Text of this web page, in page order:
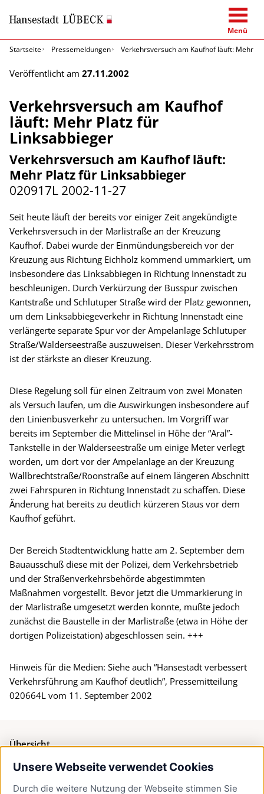
Unsere Webseite verwendet Cookies
Durch die weitere Nutzung der Webseite stimmen Sie
Menü
Startseite
Pressemeldungen Verkehrsversuch am Kaufhof läuft: Mehr
Veröffentlicht am 27.11.2002
Verkehrsversuch am Kaufhof
läuft: Mehr Platz für
Linksabbieger
Verkehrsversuch am Kaufhof läuft:
Mehr Platz für Linksabbieger
020917L 2002-11-27
Seit heute läuft der bereits vor einiger Zeit angekündigte
Verkehrsversuch in der Marlistraße an der Kreuzung
Kaufhof. Dabei wurde der Einmündungsbereich vor der
Kreuzung aus Richtung Eichholz kommend ummarkiert, um
insbesondere das Linksabbiegen in Richtung Innenstadt zu
beschleunigen. Durch Verkürzung der Busspur zwischen
Kantstraße und Schlutuper Straße wird der Platz gewonnen,
um dem Linksabbiegeverkehr in Richtung Innenstadt eine
verlängerte separate Spur vor der Ampelanlage Schlutuper
Straße/Walderseestraße auszuweisen. Dieser Verkehrsstrom
ist der stärkste an dieser Kreuzung.
Diese Regelung soll für einen Zeitraum von zwei Monaten
als Versuch laufen, um die Auswirkungen insbesondere auf
den Linienbusverkehr zu untersuchen. Im Vorgriff war
bereits im September die Mittelinsel in Höhe der “Aral”-
Tankstelle in der Walderseestraße um einige Meter verlegt
worden, um dort vor der Ampelanlage an der Kreuzung
Wallbrechtstraße/Roonstraße auf einem längeren Abschnitt
zwei Fahrspuren in Richtung Innenstadt zu schaffen. Diese
Änderung hat bereits zu deutlich kürzeren Staus vor dem
Kaufhof geführt.
Der Bereich Stadtentwicklung hatte am 2. September dem
Bauausschuß diese mit der Polizei, dem Verkehrsbetrieb
und der Straßenverkehrsbehörde abgestimmten
Maßnahmen vorgestellt. Bevor jetzt die Ummarkierung in
der Marlistraße umgesetzt werden konnte, mußte jedoch
zunächst die Baustelle in der Marlistraße (etwa in Höhe der
dortigen Polizeistation) abgeschlossen sein. +++
Hinweis für die Medien: Siehe auch “Hansestadt verbessert
Verkehrsführung am Kaufhof deutlich”, Pressemitteilung
020664L vom 11. September 2002
Übersicht
Bürgerservice
Presse